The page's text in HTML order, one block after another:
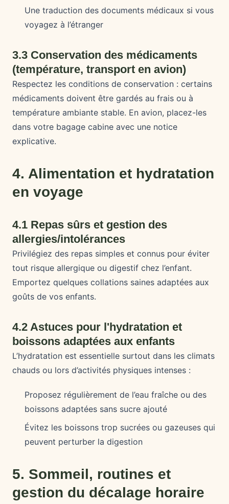
Une traduction des documents médicaux si vous
voyagez à l’étranger
3.3 Conservation des médicaments
(température, transport en avion)
Respectez les conditions de conservation : certains
médicaments doivent être gardés au frais ou à
température ambiante stable. En avion, placez-les
dans votre bagage cabine avec une notice
explicative.
4. Alimentation et hydratation
en voyage
4.1 Repas sûrs et gestion des
allergies/intolérances
Privilégiez des repas simples et connus pour éviter
tout risque allergique ou digestif chez l’enfant.
Emportez quelques collations saines adaptées aux
goûts de vos enfants.
4.2 Astuces pour l'hydratation et
boissons adaptées aux enfants
L’hydratation est essentielle surtout dans les climats
chauds ou lors d’activités physiques intenses :
Proposez régulièrement de l’eau fraîche ou des
boissons adaptées sans sucre ajouté
Évitez les boissons trop sucrées ou gazeuses qui
peuvent perturber la digestion
5. Sommeil, routines et
gestion du décalage horaire